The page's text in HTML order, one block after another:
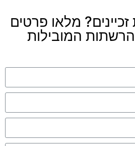
זכיינים? מלאו פרטים
המובילות